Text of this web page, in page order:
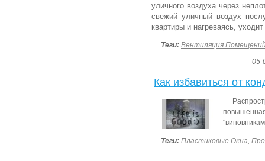
уличного воздуха через
свежий уличный воздух
квартиры и нагреваясь,
Теги: Вентиляция
05-
Как избавиться от
Теги: Пластиковые Окна